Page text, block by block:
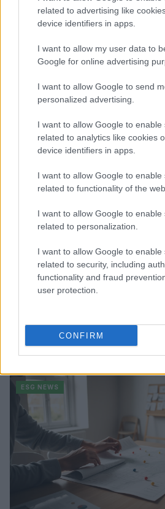
related to advertising like
device identifiers in apps.
I want to allow my user data to
Google for online advertising
I want to allow Google to send
personalized advertising.
I want to allow Google to enable
related to analytics like cookies
device identifiers in apps.
I want to allow Google to enable
related to functionality of the
I want to allow Google to enable
related to personalization.
I want to allow Google to enable
related to security, including
functionality and fraud
user protection.
CONFIRM
Sanità sarda e transizione
comunità, industria
ESG NEWS
Dati e numeri su Euromobiliare
ESG: performance e rischio
ESG NEWS